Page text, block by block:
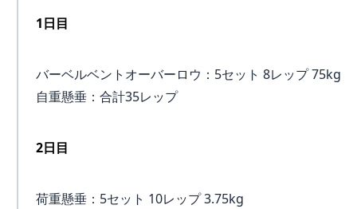
1日目
バーベルベントオーバーロウ：5セット 8レップ 75kg
自重懸垂：合計35レップ
2日目
荷重懸垂：5セット 10レップ 3.75kg